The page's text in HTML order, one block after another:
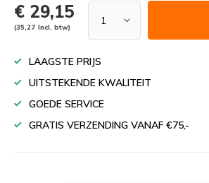
€ 29,15
(35,27 Incl. btw)
LAAGSTE PRIJS
UITSTEKENDE KWALITEIT
GOEDE SERVICE
GRATIS VERZENDING VANAF €75,-